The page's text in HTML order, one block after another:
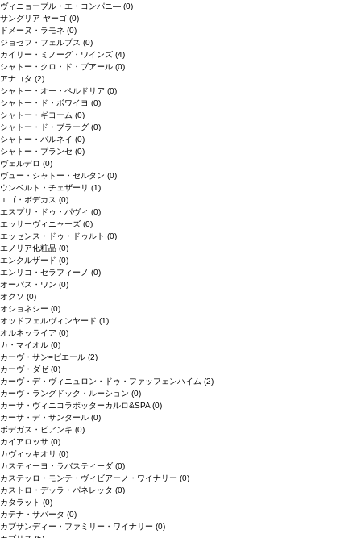
ヴィニョーブル・エ・コンパニ― (0)
サングリア ヤーゴ (0)
ドメーヌ・ラモネ (0)
ジョセフ・フェルプス (0)
カイリー・ミノーグ・ワインズ (4)
シャトー・クロ・ド・ブアール (0)
アナコタ (2)
シャトー・オー・ペルドリア (0)
シャトー・ド・ボワイヨ (0)
シャトー・ギヨーム (0)
シャトー・ド・ブラーグ (0)
シャトー・パルネイ (0)
シャトー・プランセ (0)
ヴェルデロ (0)
ヴュー・シャトー・セルタン (0)
ウンベルト・チェザーリ (1)
エゴ・ボデカス (0)
エスプリ・ドゥ・パヴィ (0)
エッサーヴィニャーズ (0)
エッセンス・ドゥ・ドゥルト (0)
エノリア化粧品 (0)
エンクルザード (0)
エンリコ・セラフィーノ (0)
オーパス・ワン (0)
オクソ (0)
オショネシー (0)
オッドフェルヴィンヤード (1)
オルネッライア (0)
カ・マイオル (0)
カーヴ・サン=ピエール (2)
カーヴ・ダゼ (0)
カーヴ・デ・ヴィニュロン・ドゥ・ファッフェンハイム (2)
カーヴ・ラングドック・ルーション (0)
カーサ・ヴィニコラボッターカルロ&SPA (0)
カーサ・デ・サンタール (0)
ボデガス・ビアンキ (0)
カイアロッサ (0)
カヴィッキオリ (0)
カスティーヨ・ラバスティーダ (0)
カステッロ・モンテ・ヴィビアーノ・ワイナリー (0)
カストロ・デッラ・パネレッタ (0)
カタラット (0)
カテナ・サパータ (0)
カプサンディー・ファミリー・ワイナリー (0)